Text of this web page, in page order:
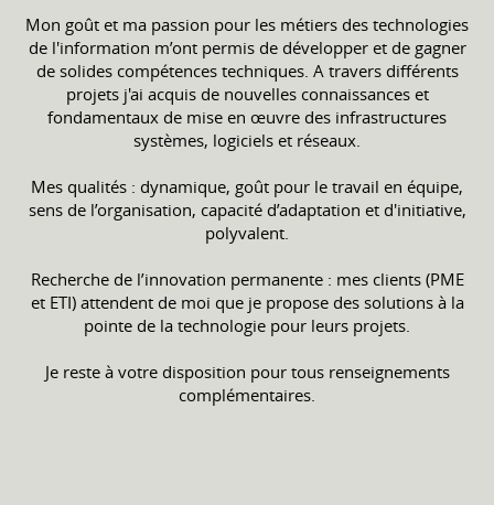
Mon goût et ma passion pour les métiers des technologies
de l'information m’ont permis de développer et de gagner
de solides compétences techniques. A travers différents
projets j'ai acquis de nouvelles connaissances et
fondamentaux de mise en œuvre des infrastructures
systèmes, logiciels et réseaux.
Mes qualités : dynamique, goût pour le travail en équipe,
sens de l’organisation, capacité d’adaptation et d'initiative,
polyvalent.
Recherche de l’innovation permanente : mes clients (PME
et ETI) attendent de moi que je propose des solutions à la
pointe de la technologie pour leurs projets.
Je reste à votre disposition pour tous renseignements
complémentaires.